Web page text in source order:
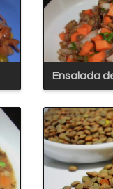
Ensalada